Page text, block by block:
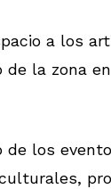
a los
la zona
de los